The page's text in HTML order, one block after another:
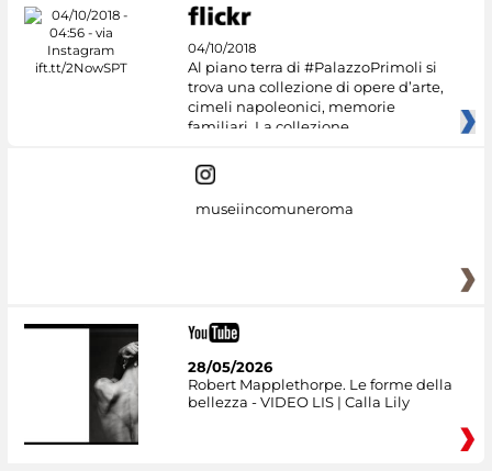
04/10/2018
Al piano terra di #PalazzoPrimoli si
trova una collezione di opere d’arte,
cimeli napoleonici, memorie
familiari. La collezione
museiincomuneroma
28/05/2026
Robert Mapplethorpe. Le forme della
bellezza - VIDEO LIS | Calla Lily